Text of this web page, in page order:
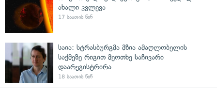
ახალი კვლევა
17 საათის წინ
საია: სტრასბურგმა მზია ამაღლობელის
საქმეზე რიგით მეოთხე საჩივარი
დაარეგისტრირა
18 საათის წინ